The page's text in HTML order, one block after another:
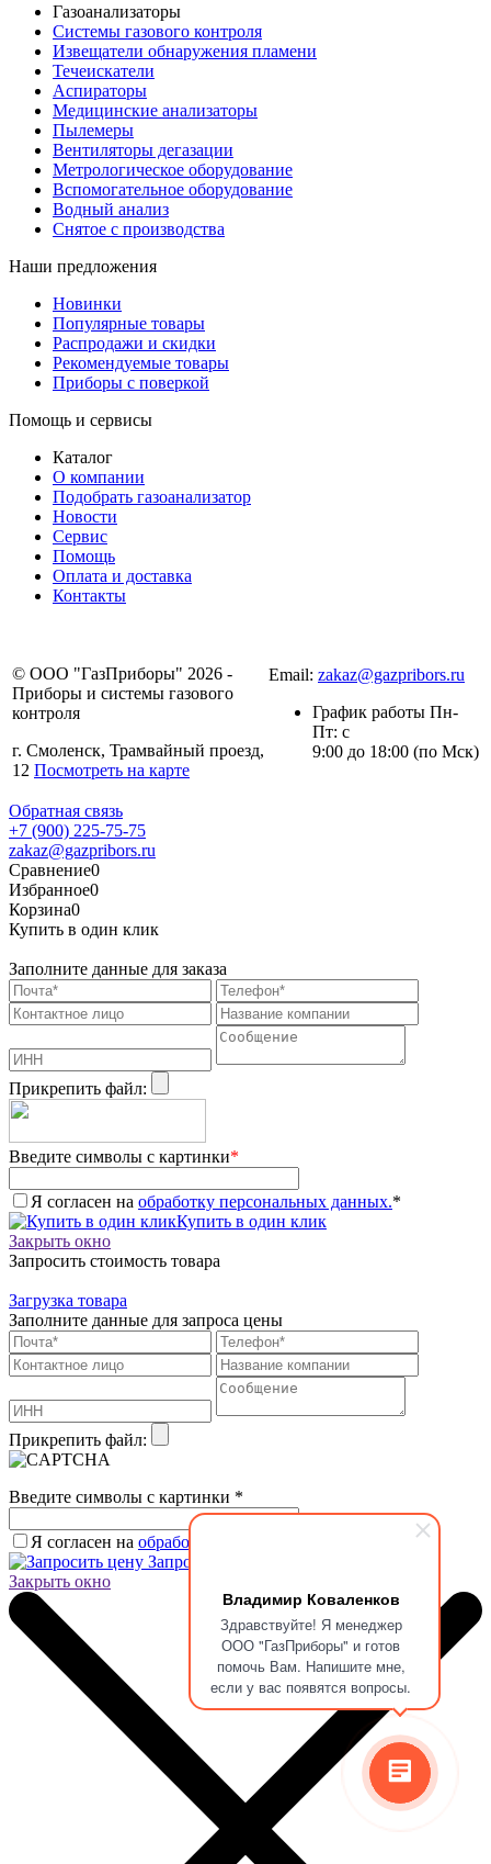
Владимир Коваленков
Здравствуйте! Я менеджер
ООО "ГазПриборы" и готов
помочь Вам. Напишите мне,
если у вас появятся вопросы.
Газоанализаторы
Системы газового контроля
Извещатели обнаружения пламени
Течеискатели
Аспираторы
Медицинские анализаторы
Пылемеры
Вентиляторы дегазации
Метрологическое оборудование
Вспомогательное оборудование
Водный анализ
Снятое с производства
Наши предложения
Новинки
Популярные товары
Распродажи и скидки
Рекомендуемые товары
Приборы с поверкой
Помощь и сервисы
Каталог
О компании
Подобрать газоанализатор
Новости
Сервис
Помощь
Оплата и доставка
Контакты
© ООО "ГазПриборы" 2026 -
Приборы и системы газового
контроля
г. Смоленск, Трамвайный проезд,
12 Посмотреть на карте
Email: zakaz@gazpribors.ru
График работы Пн-
Пт: с
9:00 до 18:00 (по Мск)
Обратная связь
+7 (900) 225-75-75
zakaz@gazpribors.ru
Сравнение0
Избранное0
Корзина0
Купить в один клик
Заполните данные для заказа
Прикрепить файл:
Введите символы с картинки*
Я согласен на обработку персональных данных.*
Купить в один клик
Закрыть окно
Запросить стоимость товара
Загрузка товара
Заполните данные для запроса цены
Прикрепить файл:
Введите символы с картинки *
Я согласен на обработку персональных данных.
Запросить цену
Закрыть окно